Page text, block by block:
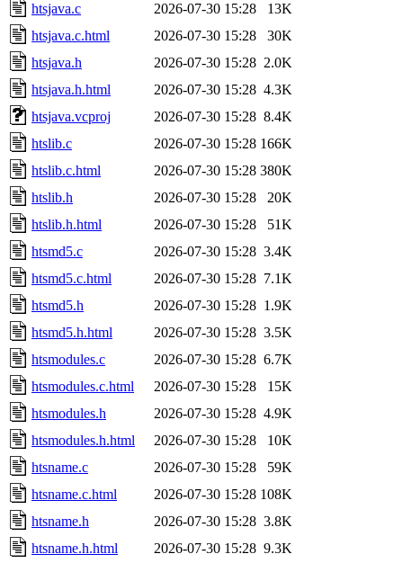
htsjava.c 2026-07-30 15:28
13K
htsjava.c.html
2026-07-30 15:28
30K
htsjava.h
2026-07-30 15:28 2.0K
htsjava.h.html
2026-07-30 15:28 4.3K
htsjava.vcproj
2026-07-30 15:28 8.4K
htslib.c
2026-07-30 15:28 166K
htslib.c.html
2026-07-30 15:28 380K
htslib.h
2026-07-30 15:28
20K
htslib.h.html
2026-07-30 15:28
51K
htsmd5.c
2026-07-30 15:28 3.4K
htsmd5.c.html
2026-07-30 15:28 7.1K
htsmd5.h
2026-07-30 15:28 1.9K
htsmd5.h.html
2026-07-30 15:28 3.5K
htsmodules.c
2026-07-30 15:28 6.7K
htsmodules.c.html
2026-07-30 15:28
15K
htsmodules.h
2026-07-30 15:28 4.9K
htsmodules.h.html
2026-07-30 15:28
10K
htsname.c
2026-07-30 15:28
59K
htsname.c.html
2026-07-30 15:28 108K
htsname.h
2026-07-30 15:28 3.8K
htsname.h.html
2026-07-30 15:28 9.3K